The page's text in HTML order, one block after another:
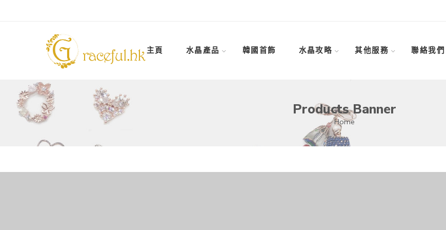
主頁 水晶產品 韓國首飾 水晶攻略 其他服務 聯絡我們
Products Banner
Home